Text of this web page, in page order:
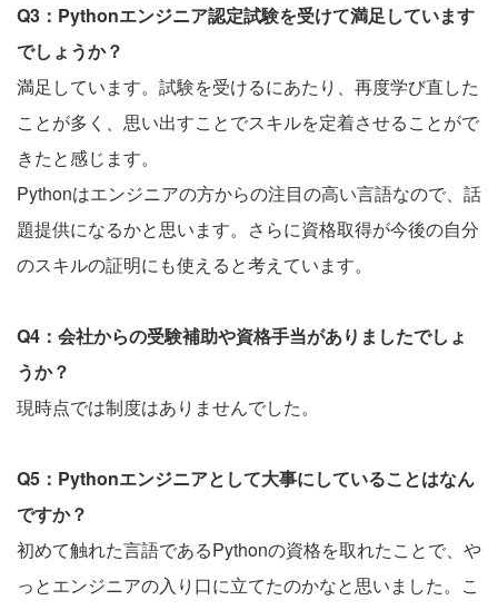
Q3：Pythonエンジニア認定試験を受けて満足しています
でしょうか？
満足しています。試験を受けるにあたり、再度学び直した
ことが多く、思い出すことでスキルを定着させることがで
きたと感じます。
Pythonはエンジニアの方からの注目の高い言語なので、話
題提供になるかと思います。さらに資格取得が今後の自分
のスキルの証明にも使えると考えています。
Q4：会社からの受験補助や資格手当がありましたでしょ
うか？
現時点では制度はありませんでした。
Q5：Pythonエンジニアとして大事にしていることはなん
ですか？
初めて触れた言語であるPythonの資格を取れたことで、や
っとエンジニアの入り口に立てたのかなと思いました。こ